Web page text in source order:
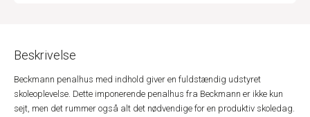
Beskrivelse
Beckmann penalhus med indhold giver en fuldstændig udstyret
skoleoplevelse. Dette imponerende penalhus fra Beckmann er ikke kun
sejt, men det rummer også alt det nødvendige for en produktiv skoledag.